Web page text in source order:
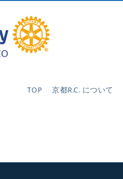
TOP 京都R.C. について